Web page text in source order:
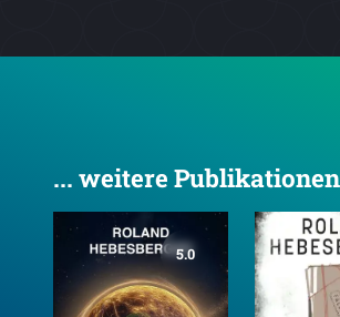
... weitere
5.0